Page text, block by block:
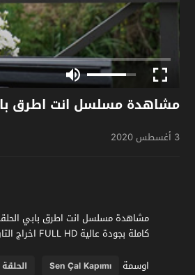
مشاهدة مسلسل انت اطرق بابي
3 أغسطس 2020
كاملة بجودة عالية FULL HD اخراج التان دولميز فقط وحصرياً على موقع فشار الجديد
اوسمة
Sen Çal Kapımı الحلقة 4